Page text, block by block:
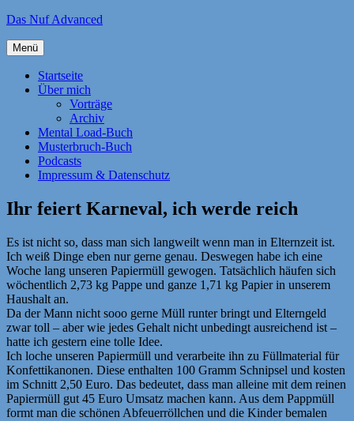
Zum
springen
Das Nuf Advanced
Menü
Startseite
Über mich
Vorträge
Archiv
Mental Load-Buch
Musterbruch-Buch
Podcasts
Impressum & Datenschutz
Ihr feiert Karneval, ich werde reich
Es ist nicht so, dass man sich langweilt wenn man in Elternzeit ist.
Ich weiß Dinge eben nur gerne genau. Deswegen habe ich eine
Woche lang unseren Papiermüll gewogen. Tatsächlich häufen sich
wöchentlich 2,73 kg Pappe und ganze 1,71 kg Papier in unserem
Haushalt an.
Da der Mann nicht sooo gerne Müll runter bringt und Elterngeld
zwar toll – aber wie jedes Gehalt nicht unbedingt ausreichend ist –
hatte ich gestern eine tolle Idee.
Ich loche unseren Papiermüll und verarbeite ihn zu Füllmaterial für
Konfettikanonen. Diese enthalten 100 Gramm Schnipsel und kosten
im Schnitt 2,50 Euro. Das bedeutet, dass man alleine mit dem reinen
Papiermüll gut 45 Euro Umsatz machen kann. Aus dem Pappmüll
formt man die schönen Abfeuerröllchen und die Kinder bemalen